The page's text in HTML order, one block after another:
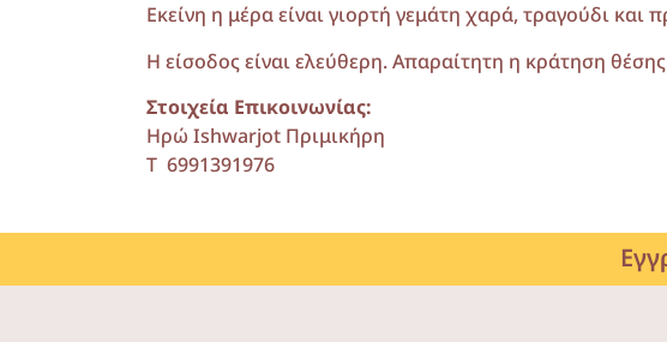
Εκείνη η μέρα είναι γιορτή γεμάτη χαρά, τραγούδι και
Η είσοδος είναι ελεύθερη. Απαραίτητη η κράτηση
Στοιχεία Επικοινωνίας:
Ηρώ Ishwarjot Πριμικήρη
Τ 6991391976